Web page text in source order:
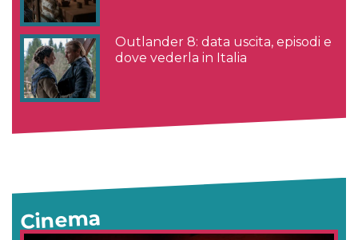
Outlander 8: data uscita, episodi e
dove vederla in Italia
Cinema